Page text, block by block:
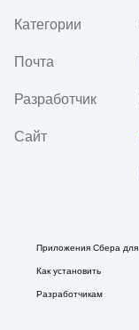
Категории
Почта
Разработчик
Сайт
Приложения Сбера для
Как установить
Разработчикам